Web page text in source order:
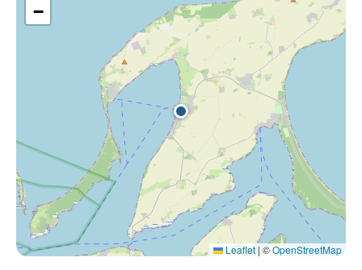
−
Leaflet | ©OpenStreetMap